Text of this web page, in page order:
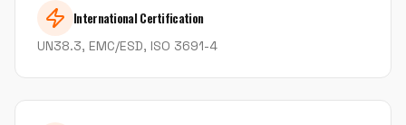
International Certification
UN38.3, EMC/ESD, ISO 3691-4